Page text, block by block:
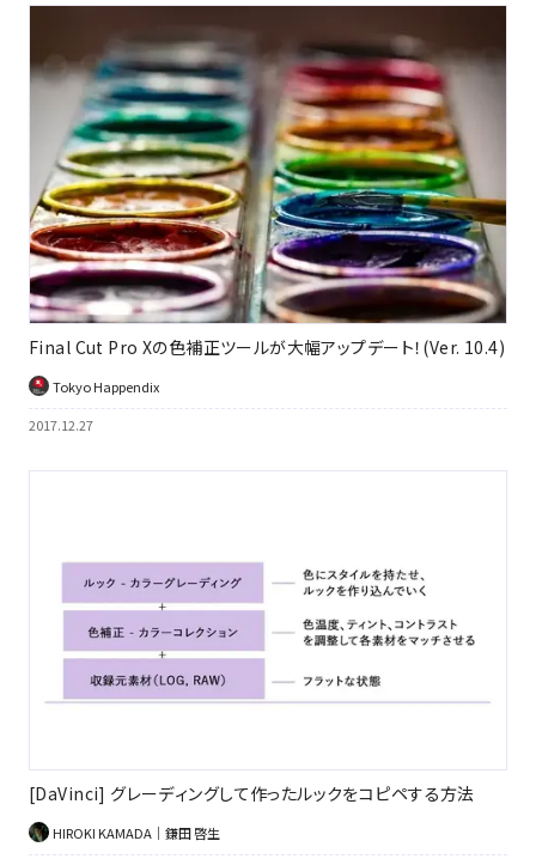
Final Cut Pro Xの色補正ツールが大幅アップデート！(Ver. 10.4)
Tokyo Happendix
2017.12.27
[DaVinci] グレーディングして作ったルックをコピペする方法
HIROKI KAMADA｜鎌田 啓生